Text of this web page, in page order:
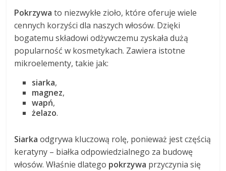
Pokrzywa to niezwykłe zioło, które oferuje wiele
cennych korzyści dla naszych włosów. Dzięki
bogatemu składowi odżywczemu zyskała dużą
popularność w kosmetykach. Zawiera istotne
mikroelementy, takie jak:
siarka,
magnez,
wapń,
żelazo.
Siarka odgrywa kluczową rolę, ponieważ jest częścią
keratyny – białka odpowiedzialnego za budowę
włosów. Właśnie dlatego pokrzywa przyczynia się